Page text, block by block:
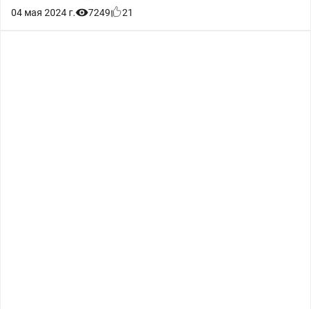
04 мая 2024 г. 7249 21